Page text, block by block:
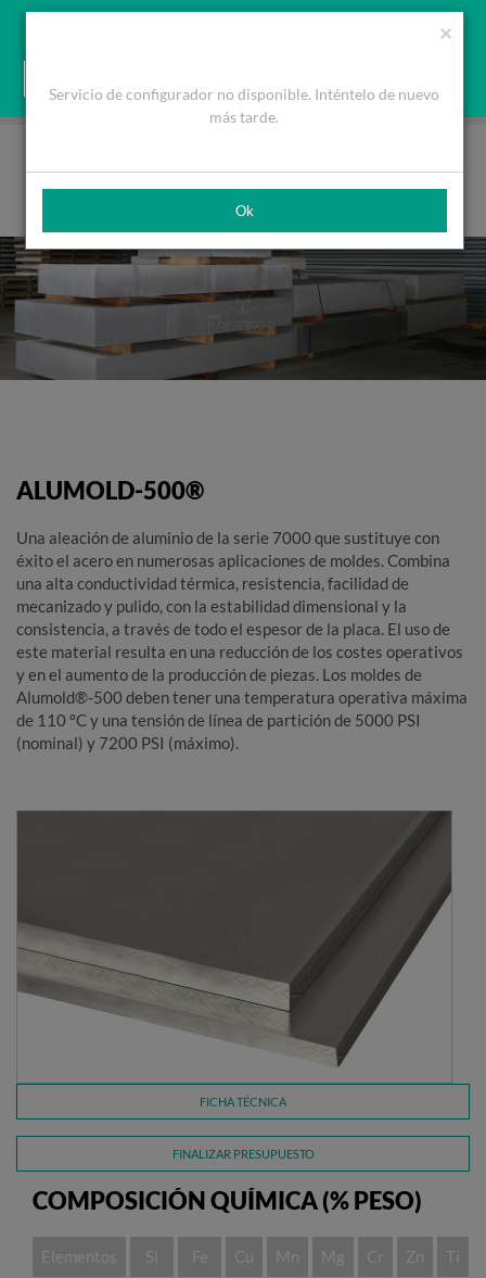
Utilizamos cookies para mejorar la navegación. Al cerrar este
Qué son las cookies
ES
Área Cliente
Presupuesto(0)
ALUMOLD-500®
Una aleación de aluminio de la serie 7000 que sustituye con
éxito el acero en numerosas aplicaciones de moldes. Combina
una alta conductividad térmica, resistencia, facilidad de
mecanizado y pulido, con la estabilidad dimensional y la
consistencia, a través de todo el espesor de la placa. El uso de
este material resulta en una reducción de los costes operativos
y en el aumento de la producción de piezas. Los moldes de
Alumold®-500 deben tener una temperatura operativa máxima
de 110 ºC y una tensión de línea de partición de 5000 PSI
(nominal) y 7200 PSI (máximo).
FICHA TÉCNICA
FINALIZAR PRESUPUESTO
COMPOSICIÓN QUÍMICA (% PESO)
Elementos Si Fe Cu Mn Mg Cr Zn Ti
×
Servicio de configurador no disponible. Inténtelo de nuevo
más tarde.
Ok